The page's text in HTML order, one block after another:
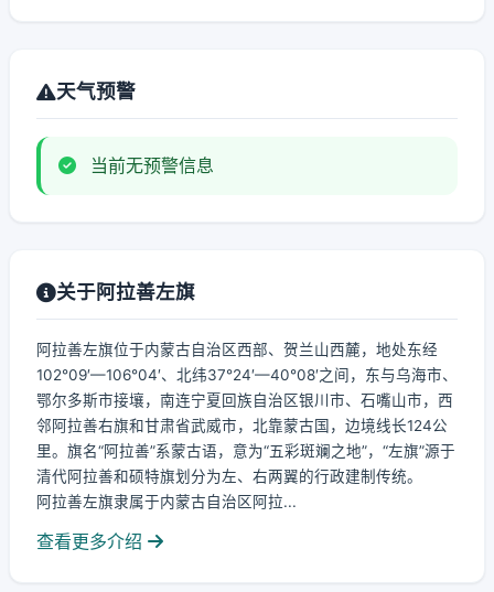
天气预警
当前无预警信息
关于阿拉善左旗
阿拉善左旗位于内蒙古自治区西部、贺兰山西麓，地处东经
102°09′—106°04′、北纬37°24′—40°08′之间，东与乌海市、
鄂尔多斯市接壤，南连宁夏回族自治区银川市、石嘴山市，西
邻阿拉善右旗和甘肃省武威市，北靠蒙古国，边境线长124公
里。旗名“阿拉善”系蒙古语，意为“五彩斑斓之地”，“左旗”源于
清代阿拉善和硕特旗划分为左、右两翼的行政建制传统。
阿拉善左旗隶属于内蒙古自治区阿拉...
查看更多介绍